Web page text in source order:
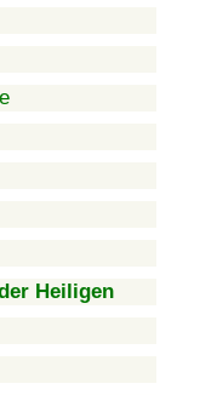
Heiligen